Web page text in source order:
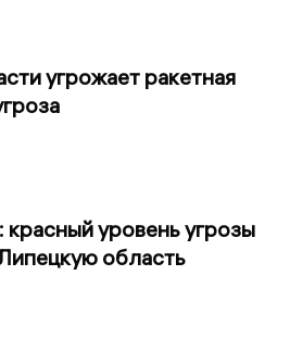
угрожает ракетная
красный уровень угрозы
область